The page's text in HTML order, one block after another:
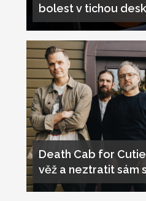
bolest v tichou
Death Cab for
věž a neztratit sám